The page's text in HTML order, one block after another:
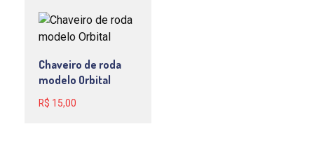
Chaveiro de roda
modelo Orbital
R$ 15,00